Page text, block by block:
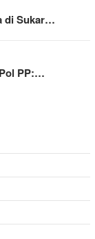
di Sukar…
PP:…